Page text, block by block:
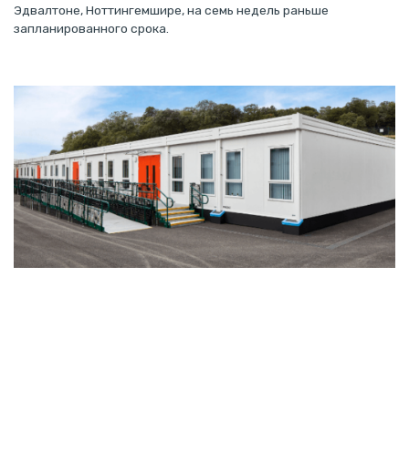
Эдвалтоне, Ноттингемшире, на семь недель раньше
запланированного срока.